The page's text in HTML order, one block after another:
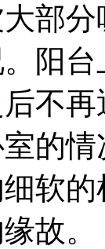
部
阳
不
的
软
故。